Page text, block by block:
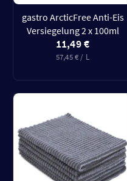
gastro ArcticFree Anti-Eis
Versiegelung 2 x 100ml
11,49 €
57,45 € / L